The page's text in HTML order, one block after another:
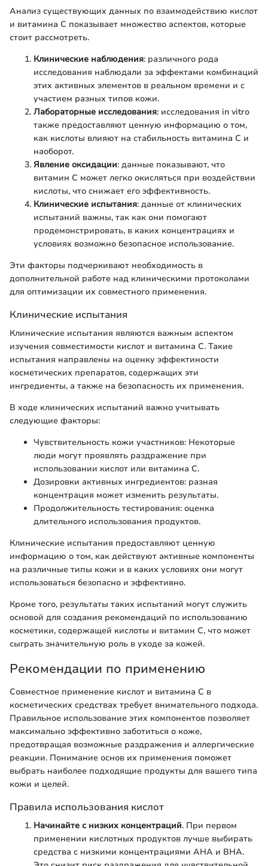
Анализ существующих данных по взаимодействию кислот
и витамина С показывает множество аспектов, которые
стоит рассмотреть.
Клинические наблюдения: различного рода
исследования наблюдали за эффектами комбинаций
этих активных элементов в реальном времени и с
участием разных типов кожи.
Лабораторные исследования: исследования in vitro
также предоставляют ценную информацию о том,
как кислоты влияют на стабильность витамина С и
наоборот.
Явление оксидации: данные показывают, что
витамин С может легко окисляться при воздействии
кислоты, что снижает его эффективность.
Клинические испытания: данные от клинических
испытаний важны, так как они помогают
продемонстрировать, в каких концентрациях и
условиях возможно безопасное использование.
Эти факторы подчеркивают необходимость в
дополнительной работе над клиническими протоколами
для оптимизации их совместного применения.
Клинические испытания
Клинические испытания являются важным аспектом
изучения совместимости кислот и витамина С. Такие
испытания направлены на оценку эффектиности
косметических препаратов, содержащих эти
ингредиенты, а также на безопасность их применения.
В ходе клинических испытаний важно учитывать
следующие факторы:
Чувствительность кожи участников: Некоторые
люди могут проявлять раздражение при
использовании кислот или витамина С.
Дозировки активных ингредиентов: разная
концентрация может изменить результаты.
Продолжительность тестирования: оценка
длительного использования продуктов.
Клинические испытания предоставляют ценную
информацию о том, как действуют активные компоненты
на различные типы кожи и в каких условиях они могут
использоваться безопасно и эффективно.
Кроме того, результаты таких испытаний могут служить
основой для создания рекомендаций по использованию
косметики, содержащей кислоты и витамин С, что может
сыграть значительную роль в уходе за кожей.
Рекомендации по применению
Совместное применение кислот и витамина C в
косметических средствах требует внимательного подхода.
Правильное использование этих компонентов позволяет
максимально эффективно заботиться о коже,
предотвращая возможные раздражения и аллергические
реакции. Понимание основ их применения поможет
выбрать наиболее подходящие продукты для вашего типа
кожи и целей.
Правила использования кислот
Начинайте с низких концентраций. При первом
применении кислотных продуктов лучше выбирать
средства с низкими концентрациями AHA и BHA.